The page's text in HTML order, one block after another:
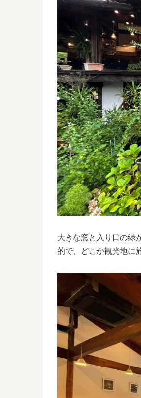
大きな窓と入り口の緑
的で、どこか観光地に